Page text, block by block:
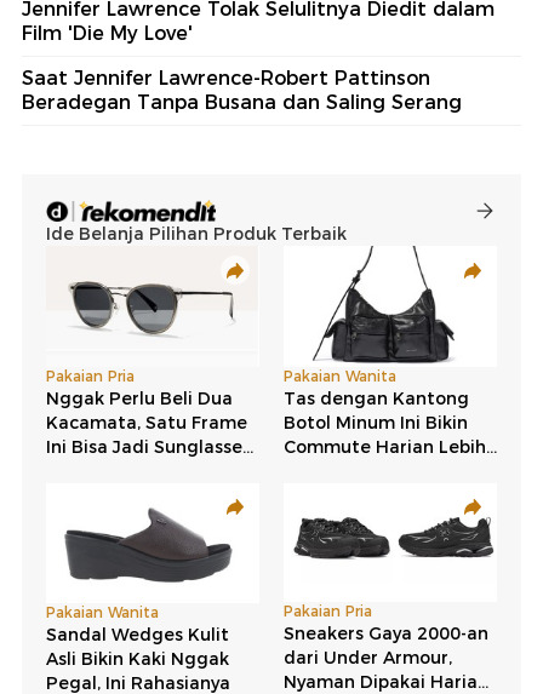
Jennifer Lawrence Tolak Selulitnya Diedit dalam
Film 'Die My Love'
Saat Jennifer Lawrence-Robert Pattinson
Beradegan Tanpa Busana dan Saling Serang